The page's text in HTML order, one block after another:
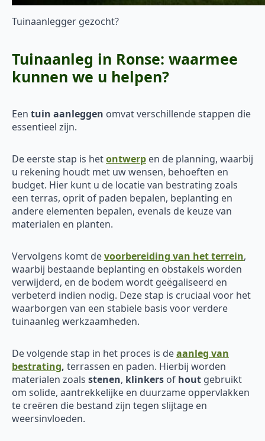
Tuinaanlegger gezocht?
Tuinaanleg in Ronse: waarmee
kunnen we u helpen?
Een tuin aanleggen omvat verschillende stappen die
essentieel zijn.
De eerste stap is hetontwerp en de planning, waarbij
u rekening houdt met uw wensen, behoeften en
budget. Hier kunt u de locatie van bestrating zoals
een terras, oprit of paden bepalen, beplanting en
andere elementen bepalen, evenals de keuze van
materialen en planten.
Vervolgens komt devoorbereiding van het terrein,
waarbij bestaande beplanting en obstakels worden
verwijderd, en de bodem wordt geëgaliseerd en
verbeterd indien nodig. Deze stap is cruciaal voor het
waarborgen van een stabiele basis voor verdere
tuinaanleg werkzaamheden.
De volgende stap in het proces is deaanleg van
bestrating, terrassen en paden. Hierbij worden
materialen zoals stenen, klinkers of hout gebruikt
om solide, aantrekkelijke en duurzame oppervlakken
te creëren die bestand zijn tegen slijtage en
weersinvloeden.